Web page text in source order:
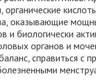
оказывающие
и биологически
органов и
справиться